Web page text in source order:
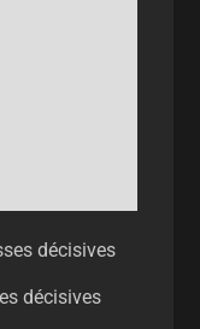
décisives
décisives